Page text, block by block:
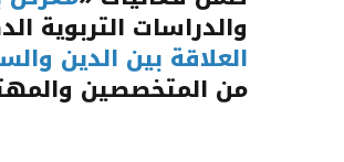
والدراسات التربوية
العلاقة بين الدين
من المتخصصين